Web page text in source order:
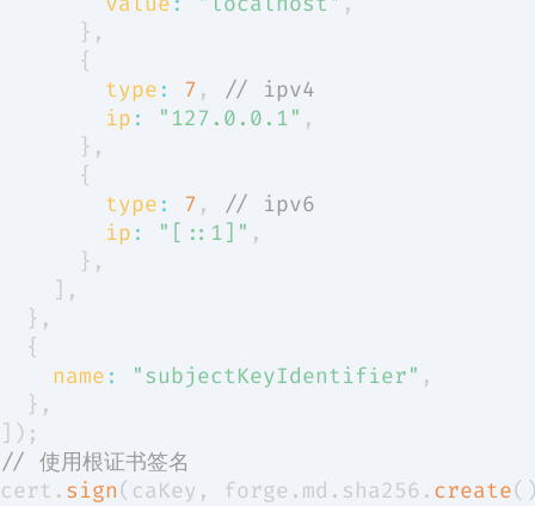
} ,
{
type : 7 ,
// ipv4
ip : "127.0.0.1" ,
} ,
{
type : 7 ,
// ipv6
ip : "[::1]" ,
} ,
] ,
} ,
{
name : "subjectKeyIdentifier" ,
} ,
] ) ;
// 使用根证书签名
cert . sign( caKey , forge . md . sha256 . create(